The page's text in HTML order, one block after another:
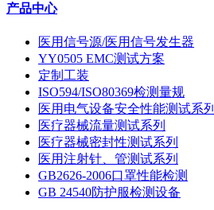
产品中心
医用信号源/医用信号发生器
YY0505 EMC测试方案
定制工装
ISO594/ISO80369检测量规
医用电气设备安全性能测试系列
医疗器械流量测试系列
医疗器械密封性测试系列
医用注射针、管测试系列
GB2626-2006口罩性能检测
GB 24540防护服检测设备